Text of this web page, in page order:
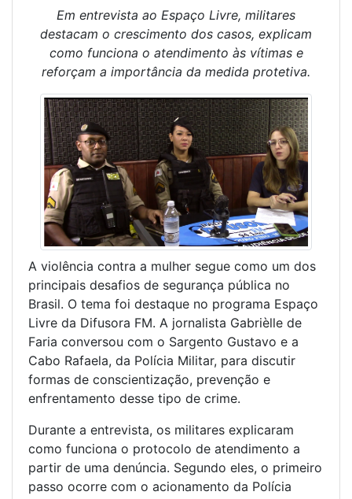
Em entrevista ao Espaço Livre, militares
destacam o crescimento dos casos, explicam
como funciona o atendimento às vítimas e
reforçam a importância da medida protetiva.
A violência contra a mulher segue como um dos
principais desafios de segurança pública no
Brasil. O tema foi destaque no programa Espaço
Livre da Difusora FM. A jornalista Gabrièlle de
Faria conversou com o Sargento Gustavo e a
Cabo Rafaela, da Polícia Militar, para discutir
formas de conscientização, prevenção e
enfrentamento desse tipo de crime.
Durante a entrevista, os militares explicaram
como funciona o protocolo de atendimento a
partir de uma denúncia. Segundo eles, o primeiro
passo ocorre com o acionamento da Polícia